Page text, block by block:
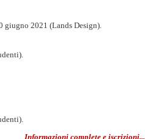
giugno 2021 (Lands Design).
Informazioni complete e iscrizioni...